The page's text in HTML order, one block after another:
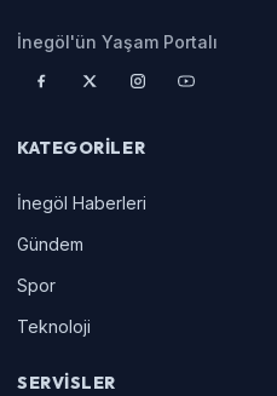
İnegöl'ün Yaşam Portalı
KATEGORILER
İnegöl Haberleri
Gündem
Spor
Teknoloji
SERVISLER